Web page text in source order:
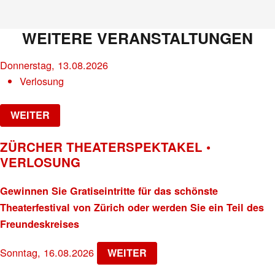
WEITERE VERANSTALTUNGEN
Donnerstag, 13.08.2026
Verlosung
WEITER
ZÜRCHER THEATERSPEKTAKEL •
VERLOSUNG
Gewinnen Sie Gratiseintritte für das schönste
Theaterfestival von Zürich oder werden Sie ein Teil des
Freundeskreises
Sonntag, 16.08.2026 WEITER